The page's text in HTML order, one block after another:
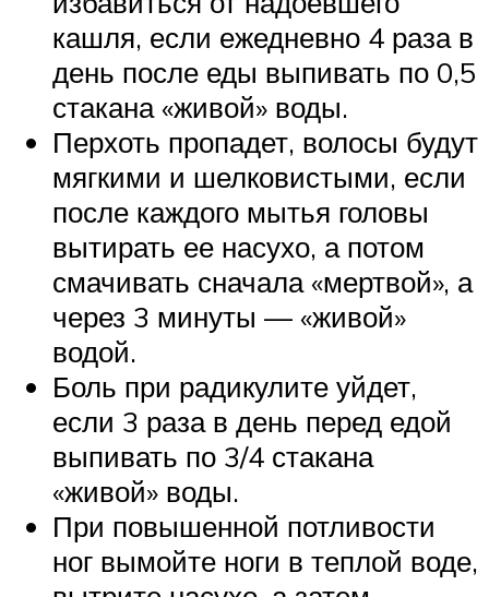
кашля, если ежедневно 4 раза в
день после еды выпивать по 0,5
стакана «живой» воды.
Перхоть пропадет, волосы будут
мягкими и шелковистыми, если
после каждого мытья головы
вытирать ее насухо, а потом
смачивать сначала «мертвой», а
через 3 минуты — «живой»
водой.
Боль при радикулите уйдет,
если 3 раза в день перед едой
выпивать по 3/4 стакана
«живой» воды.
При повышенной потливости
ног вымойте ноги в теплой воде,